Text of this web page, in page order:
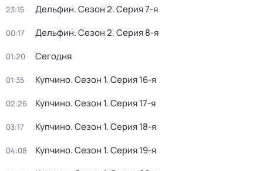
23:15 Дельфин. Сезон 2. Серия 7-я
00:17 Дельфин. Сезон 2. Серия 8-я
01:20 Сегодня
01:35 Купчино. Сезон 1. Серия 16-я
02:26 Купчино. Сезон 1. Серия 17-я
03:17 Купчино. Сезон 1. Серия 18-я
04:08 Купчино. Сезон 1. Серия 19-я